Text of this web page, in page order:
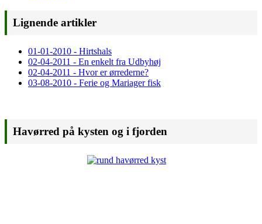
Lignende artikler
01-01-2010 - Hirtshals
02-04-2011 - En enkelt fra Udbyhøj
02-04-2011 - Hvor er ørrederne?
03-08-2010 - Ferie og Mariager fisk
Havørred på kysten og i fjorden